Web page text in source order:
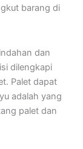
barang di
dan
dilengkapi
Palet dapat
adalah yang
palet dan